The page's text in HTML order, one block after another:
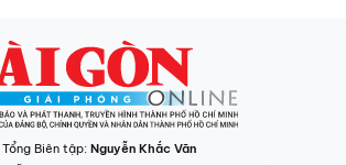
Tổng Biên tập: Nguyễn Khắc Văn